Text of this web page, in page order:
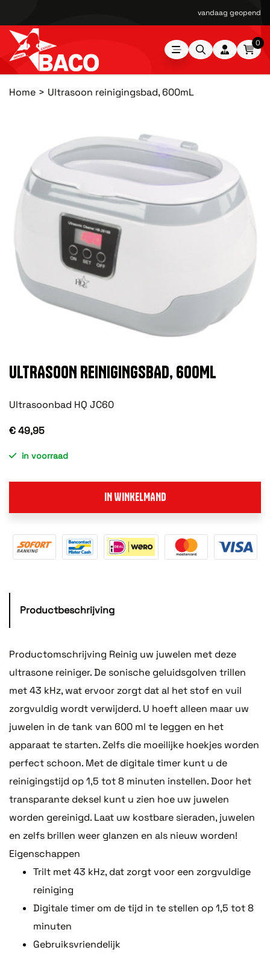
vandaag geopend
0
Home Ultrasoon reinigingsbad, 600mL
ULTRASOON REINIGINGSBAD, 600ML
Ultrasoonbad HQ JC60
€ 49,95
in voorraad
IN WINKELMAND
Productbeschrijving
Productomschrijving Reinig uw juwelen met deze
ultrasone reiniger. De sonische geluidsgolven trillen
met 43 kHz, wat ervoor zorgt dat al het stof en vuil
zorgvuldig wordt verwijderd. U hoeft alleen maar uw
juwelen in de tank van 600 ml te leggen en het
apparaat te starten. Zelfs die moeilijke hoekjes worden
perfect schoon. Met de digitale timer kunt u de
reinigingstijd op 1,5 tot 8 minuten instellen. Door het
transparante deksel kunt u zien hoe uw juwelen
worden gereinigd. Laat uw kostbare sieraden, juwelen
en zelfs brillen weer glanzen en als nieuw worden!
Eigenschappen
Trilt met 43 kHz, dat zorgt voor een zorgvuldige
reiniging
Digitale timer om de tijd in te stellen op 1,5 tot 8
minuten
Gebruiksvriendelijk